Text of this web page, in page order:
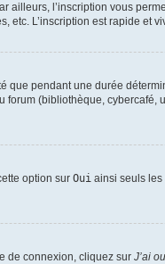
ailleurs, l’inscription vous
etc. L’inscription est rapide et
que pendant une durée
(bibliothèque, cybercafé,
option sur Oui ainsi seuls les
de connexion, cliquez sur J’ai